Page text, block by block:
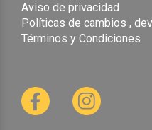
Aviso de privacidad
Políticas de cambios ,
Términos y Condiciones